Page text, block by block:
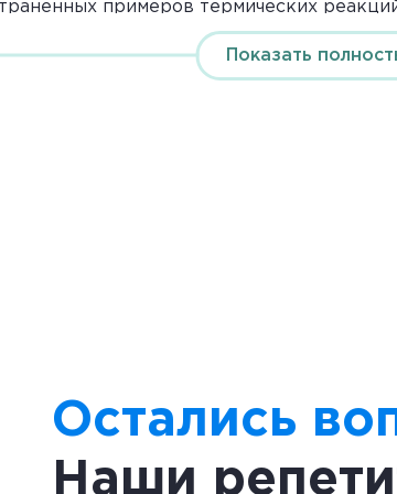
примеров термических
при нагревании:
разложения
– это реакции, которые
реакциях происходит разложение
разложения:
на катоде и на аноде:
Показать
Остались
Наши